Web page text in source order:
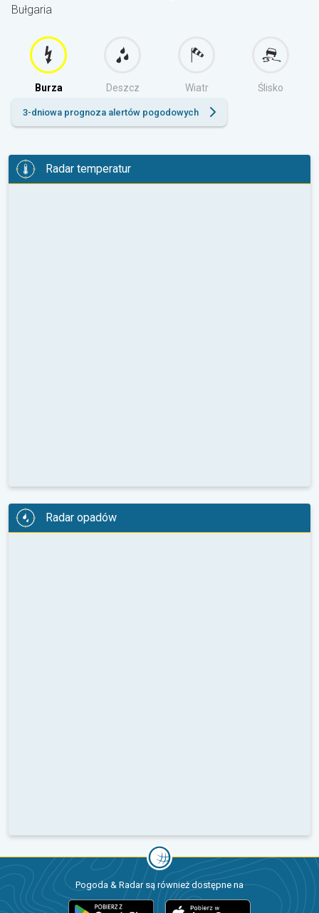
Bułgaria
Burza Deszcz Wiatr Ślisko
3-dniowa prognoza alertów pogodowych
Radar temperatur
Radar opadów
Pogoda & Radar są również dostępne na